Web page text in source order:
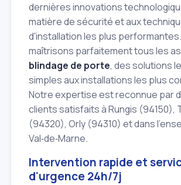
dernières innovations
matière de sécurité et aux
d'installation les plus
maîtrisons parfaitement tous les
blindage de porte, des solutions
simples aux installations les plus
Notre expertise est reconnue par
clients satisfaits à Rungis (94150),
(94320), Orly (94310) et dans
Val‑de‑Marne.
Intervention rapide et
d'urgence 24h/7j